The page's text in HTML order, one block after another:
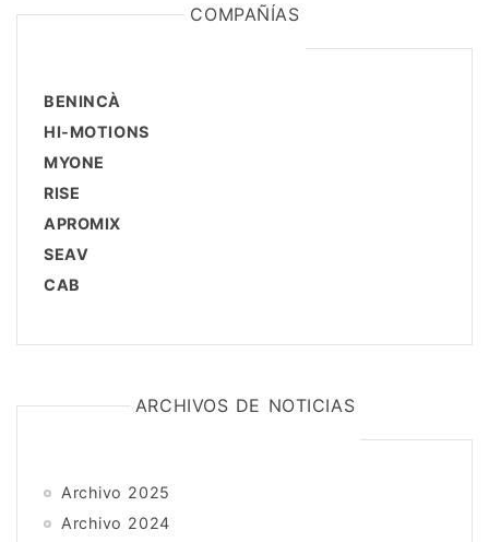
COMPAÑÍAS
BENINCÀ
HI-MOTIONS
MYONE
RISE
APROMIX
SEAV
CAB
ARCHIVOS DE NOTICIAS
Archivo 2025
Archivo 2024